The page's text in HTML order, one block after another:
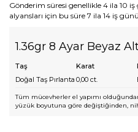
Gönderim süresi genellikle 4 ila 10
alyansları için bu süre 7 ila 14 iş
1.36gr 8 Ayar Beyaz
Taş Karat
Doğal Taş Pırlanta 0,00 ct.
Tüm mücevherler el yapımı
yüzük boyutuna göre değiştiğinden,